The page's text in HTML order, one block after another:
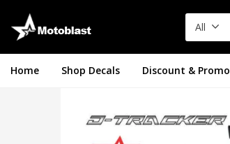
All
Home Shop Decals Discount & Promo